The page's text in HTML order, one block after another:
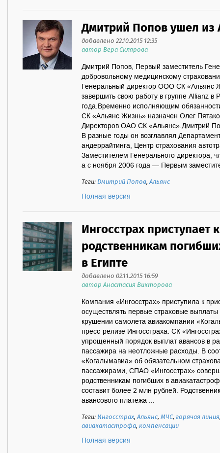
Дмитрий Попов ушел из
добавлено 22.10.2015 12:35
автор Вера Склярова
Дмитрий Попов, Первый заместитель
добровольному медицинскому
Генеральный директор ООО СК «Альянс
завершить свою работу в группе Allianz в
года.Временно исполняющим
СК «Альянс Жизнь» назначен Олег
Директоров ОАО СК «Альянс».Дмитрий
В разные годы он возглавлял
андеррайтинга, Центр страхования
Заместителем Генерального
а с ноября 2006 года — Первым
Теги:Дмитрий Попов,Альянс
Полная версия
Ингосстрах приступает
родственникам
в Египте
добавлено 02.11.2015 16:59
автор Анастасия Викторова
Компания «Ингосстрах» приступила к
осуществлять первые страховые
крушении самолета авиакомпании
пресс-релизе Ингосстраха. СК
упрощенный порядок выплат авансов в
пассажира на неотложные расходы. В
«Когалымавиа» об обязательном
пассажирами, СПАО «Ингосстрах»
родственникам погибших в
составит более 2 млн рублей.
авансового платежа ...
Теги:Ингосстрах,Альянс,МЧС,горячая линия
авиакатастрофа,компенсации
Полная версия